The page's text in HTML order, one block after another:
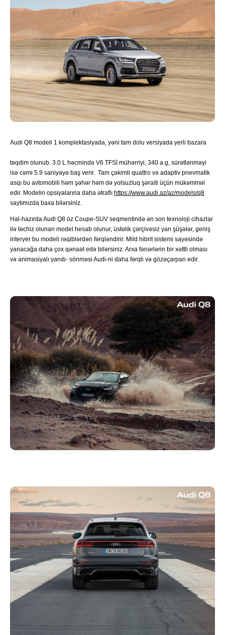
Audi Q8 modeli 1 komplektasiyada, yəni tam dolu versiyada yerli bazara
təqdim olunub. 3.0 L həcmində V6 TFSİ mühərriyi, 340 a.g, sürətlənməyi
isə cəmi 5.9 saniyəyə baş verir. Tam çəkimli quattro və adaptiv pnevmatik
asqı bu avtomobili həm şəhər həm də yolsuzluq şəraiti üçün mükəmməl
edir. Modelin opsiyalarına daha ətraflı https://www.audi.az/az/models/q8
saytımızda baxa bilərsiniz.
Hal-hazırda Audi Q8 öz Coupe-SUV seqmentində ən son texnoloji cihazlar
ilə təchiz olunan model hesab olunur, üstəlik çərçivəsiz yan şüşələr, geniş
interyer bu modeli rəqiblərdən fərqləndirir. Mild hibrit sistemi sayəsində
yanacağa daha çox qənaət edə bilərsiniz. Arxa fənərlərin bir xəttli olması
və animasiyalı yanıb- sönməsi Audi-ni daha fərqli və gözəçarpan edir.